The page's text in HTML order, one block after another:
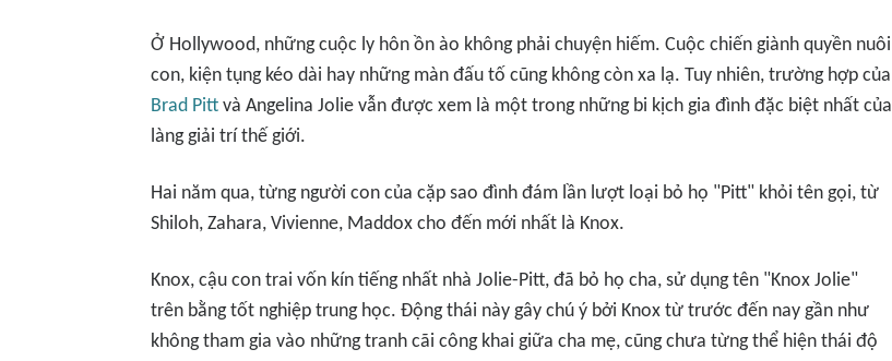
Ở Hollywood, những cuộc ly hôn ồn ào không phải chuyện hiếm. Cuộc chiến giành quyền nuôi
con, kiện tụng kéo dài hay những màn đấu tố cũng không còn xa lạ. Tuy nhiên, trường hợp của
Brad Pitt và Angelina Jolie vẫn được xem là một trong những bi kịch gia đình đặc biệt nhất của
làng giải trí thế giới.
Hai năm qua, từng người con của cặp sao đình đám lần lượt loại bỏ họ "Pitt" khỏi tên gọi, từ
Shiloh, Zahara, Vivienne, Maddox cho đến mới nhất là Knox.
Knox, cậu con trai vốn kín tiếng nhất nhà Jolie-Pitt, đã bỏ họ cha, sử dụng tên "Knox Jolie"
trên bằng tốt nghiệp trung học. Động thái này gây chú ý bởi Knox từ trước đến nay gần như
không tham gia vào những tranh cãi công khai giữa cha mẹ, cũng chưa từng thể hiện thái độ